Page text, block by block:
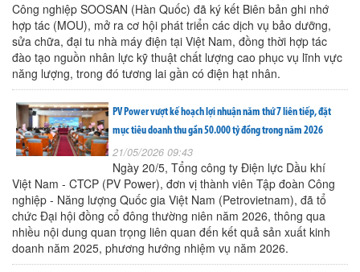
Công nghiệp SOOSAN (Hàn Quốc) đã ký kết Biên bản ghi nhớ
hợp tác (MOU), mở ra cơ hội phát triển các dịch vụ bảo dưỡng,
sửa chữa, đại tu nhà máy điện tại Việt Nam, đồng thời hợp tác
đào tạo nguồn nhân lực kỹ thuật chất lượng cao phục vụ lĩnh vực
năng lượng, trong đó tương lai gần có điện hạt nhân.
PV Power vượt kế hoạch lợi nhuận năm thứ 7 liên tiếp, đặt
mục tiêu doanh thu gần 50.000 tỷ đồng trong năm 2026
21/05/2026 09:43
Ngày 20/5, Tổng công ty Điện lực Dầu khí
Việt Nam - CTCP (PV Power), đơn vị thành viên Tập đoàn Công
nghiệp - Năng lượng Quốc gia Việt Nam (Petrovietnam), đã tổ
chức Đại hội đồng cổ đông thường niên năm 2026, thông qua
nhiều nội dung quan trọng liên quan đến kết quả sản xuất kinh
doanh năm 2025, phương hướng nhiệm vụ năm 2026.